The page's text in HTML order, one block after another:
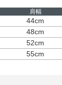
肩幅
44cm
48cm
52cm
55cm